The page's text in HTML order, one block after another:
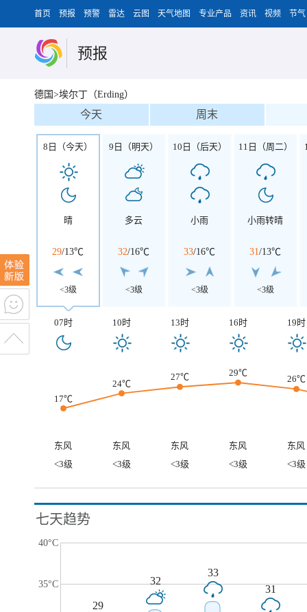
首页 预报 预警 雷达 云图 天气地图 专业产品 资讯 视频 节气
预报
德国>埃尔丁（Erding）
今天 周末
8日（今天）
晴
29/13℃
<3级
9日（明天）
多云
32/16℃
<3级
10日（后天）
小雨
33/16℃
<3级
11日（周二）
小雨转晴
31/13℃
<3级
07时 10时 13时 16时 19时
17℃
24℃
27℃ 29℃
26℃
东风 东风 东风 东风
东风
<3级
<3级 <3级 <3级 <3级
七天趋势
40°C
35°C
29
32
33
31